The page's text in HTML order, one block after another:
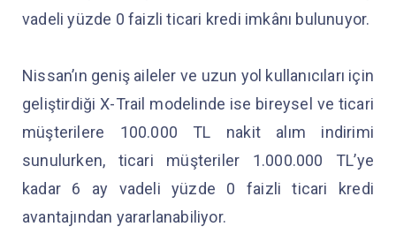
vadeli yüzde 0 faizli ticari kredi imkânı bulunuyor.
Nissan’ın geniş aileler ve uzun yol kullanıcıları için
geliştirdiği X-Trail modelinde ise bireysel ve ticari
müşterilere 100.000 TL nakit alım indirimi
sunulurken, ticari müşteriler 1.000.000 TL’ye
kadar 6 ay vadeli yüzde 0 faizli ticari kredi
avantajından yararlanabiliyor.